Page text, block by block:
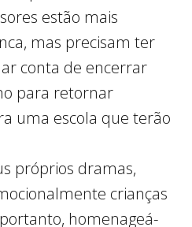
estão mais
mas precisam ter
conta de encerrar
para retornar
uma escola que terão
próprios dramas,
crianças
homenageá-